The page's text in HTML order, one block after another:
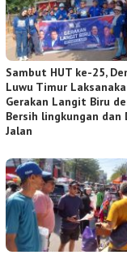
Sambut HUT ke-25,
Luwu Timur
Gerakan Langit Biru
Bersih lingkungan dan
Jalan